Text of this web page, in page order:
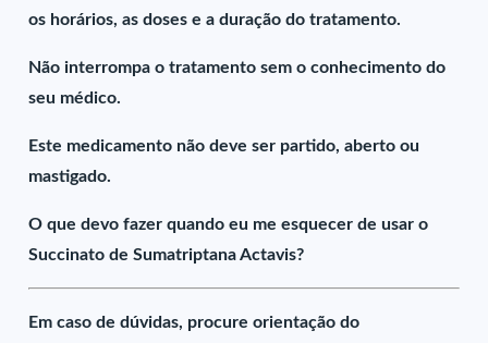
os horários, as doses e a duração do tratamento.
Não interrompa o tratamento sem o conhecimento do
seu médico.
Este medicamento não deve ser partido, aberto ou
mastigado.
O que devo fazer quando eu me esquecer de usar o
Succinato de Sumatriptana Actavis?
Em caso de dúvidas, procure orientação do